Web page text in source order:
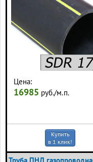
Цена:
16985 руб./м.п.
Купить
в 1 клик!